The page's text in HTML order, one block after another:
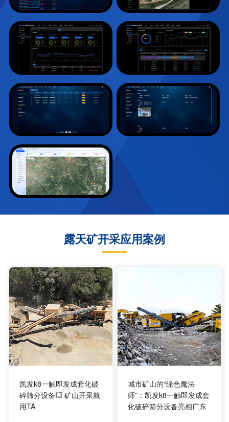
露天矿开采应用案例
凯发k8一触即发成套化破
碎筛分设备💥 矿山开采就
用TA
城市矿山的“绿色魔法
师”：凯发k8一触即发成套
化破碎筛分设备亮相广东